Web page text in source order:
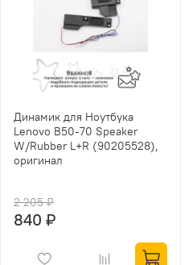
Динамик для Ноутбука
Lenovo B50-70 Speaker
W/Rubber L+R (90205528),
оригинал
2 205 ₽
840 ₽